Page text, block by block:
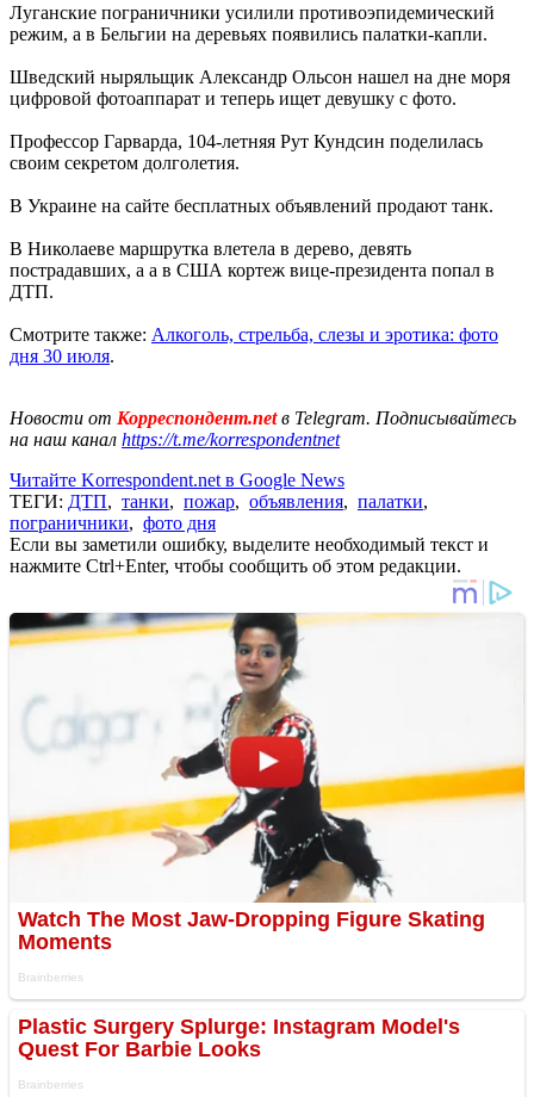
Луганские пограничники усилили противоэпидемический
режим, а в Бельгии на деревьях появились палатки-капли.
Шведский ныряльщик Александр Ольсон нашел на дне моря
цифровой фотоаппарат и теперь ищет девушку с фото.
Профессор Гарварда, 104-летняя Рут Кундсин поделилась
своим секретом долголетия.
В Украине на сайте бесплатных объявлений продают танк.
В Николаеве маршрутка влетела в дерево, девять
пострадавших, а а в США кортеж вице-президента попал в
ДТП.
Смотрите также: Алкоголь, стрельба, слезы и эротика: фото
дня 30 июля.
Новости от Корреспондент.netв Telegram. Подписывайтесь
на наш канал https://t.me/korrespondentnet
Читайте Korrespondent.net в Google News
ТЕГИ: ДТП, танки, пожар, объявления, палатки,
пограничники, фото дня
Если вы заметили ошибку, выделите необходимый текст и
нажмите Ctrl+Enter, чтобы сообщить об этом редакции.